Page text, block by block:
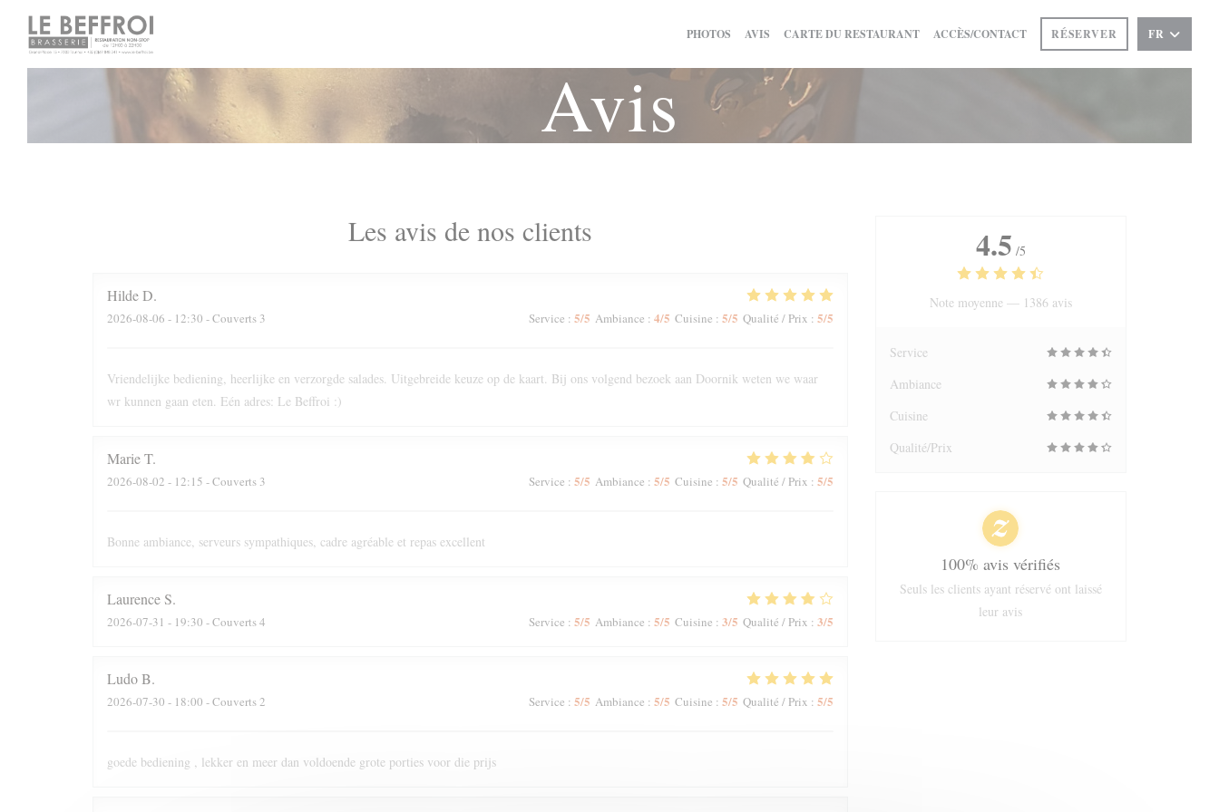
Personnalisation de vos choix en matière de cookies
PHOTOS AVIS CARTE DU RESTAURANT((OUVRE UNE NOUVELLE FENÊTRE))
ACCÈS/CONTACT RÉSERVER FR
Avis
Les avis de nos clients
HildeD
2026-08-06 - 12:30 - Couverts 3 Service : 5/5 Ambiance : 4/5 Cuisine : 5/5 Qualité / Prix : 5/5
Vriendelijke bediening, heerlijke en verzorgde salades. Uitgebreide keuze op de kaart. Bij ons volgend bezoek aan Doornik weten we waar
wr kunnen gaan eten. Eén adres: Le Beffroi :)
MarieT
2026-08-02 - 12:15 - Couverts 3 Service : 5/5 Ambiance : 5/5 Cuisine : 5/5 Qualité / Prix : 5/5
Bonne ambiance, serveurs sympathiques, cadre agréable et repas excellent
Laurence S
2026-07-31 - 19:30 - Couverts 4 Service : 5/5 Ambiance : 5/5 Cuisine : 3/5 Qualité / Prix : 3/5
LudoB
2026-07-30 - 18:00 - Couverts 2 Service : 5/5 Ambiance : 5/5 Cuisine : 5/5 Qualité / Prix : 5/5
goede bediening , lekker en meer dan voldoende grote porties voor die prijs
4.5 /5
Note moyenne — 1386 avis
Service
Ambiance
Cuisine
Qualité/Prix
100% avis vérifiés
Seuls les clients ayant réservé ont laissé
leur avis